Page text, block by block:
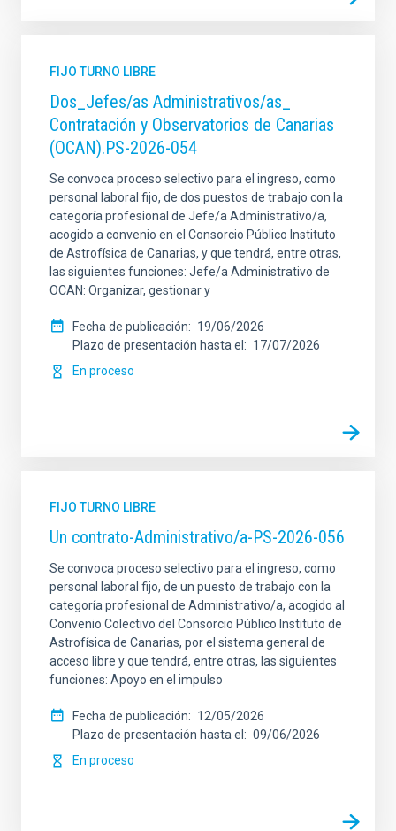
FIJO TURNO LIBRE
Dos_Jefes/as Administrativos/as_
Contratación y Observatorios de Canarias
(OCAN).PS-2026-054
Se convoca proceso selectivo para el ingreso, como
personal laboral fijo, de dos puestos de trabajo con la
categoría profesional de Jefe/a Administrativo/a,
acogido a convenio en el Consorcio Público Instituto
de Astrofísica de Canarias, y que tendrá, entre otras,
las siguientes funciones: Jefe/a Administrativo de
OCAN: Organizar, gestionar y
Fecha de publicación
19/06/2026
Plazo de presentación hasta el
17/07/2026
En proceso
FIJO TURNO LIBRE
Un contrato-Administrativo/a-PS-2026-056
Se convoca proceso selectivo para el ingreso, como
personal laboral fijo, de un puesto de trabajo con la
categoría profesional de Administrativo/a, acogido al
Convenio Colectivo del Consorcio Público Instituto de
Astrofísica de Canarias, por el sistema general de
acceso libre y que tendrá, entre otras, las siguientes
funciones: Apoyo en el impulso
Fecha de publicación
12/05/2026
Plazo de presentación hasta el
09/06/2026
En proceso